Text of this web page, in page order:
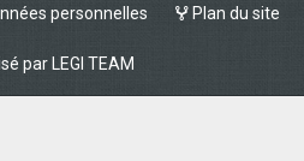
personnelles
Plan du site
par LEGI TEAM